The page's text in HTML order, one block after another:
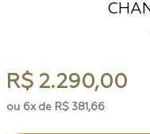
R$ 2.290,00
6 R$ 381 ,66